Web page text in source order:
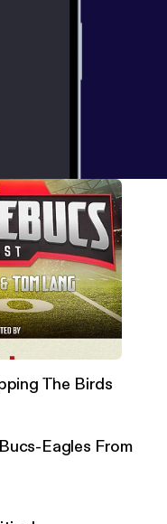
& More
ScuttleBucs
Bucs-Rams
The Birds
Eagles From